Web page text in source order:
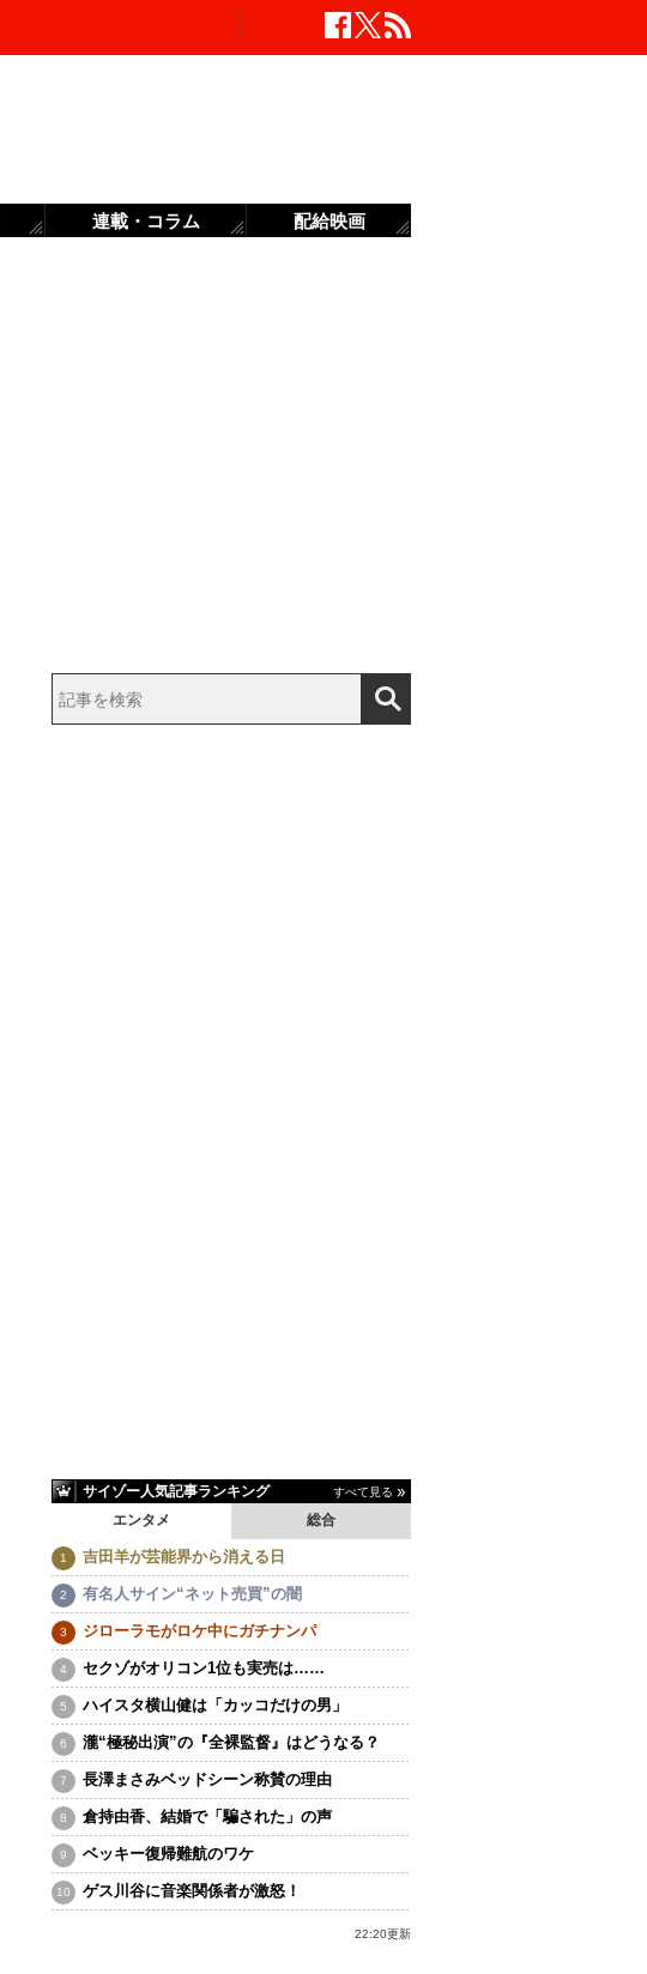
サイゾー人気記事ランキング すべて見る
エンタメ 総合
吉田羊が芸能界から消える日
有名人サイン“ネット売買”の闇
ジローラモがロケ中にガチナンパ
セクゾがオリコン1位も実売は……
ハイスタ横山健は「カッコだけの男」
瀧“極秘出演”の『全裸監督』はどうなる？
長澤まさみベッドシーン称賛の理由
倉持由香、結婚で「騙された」の声
ベッキー復帰難航のワケ
ゲス川谷に音楽関係者が激怒！
22:20更新
連載・コラム 配給映画